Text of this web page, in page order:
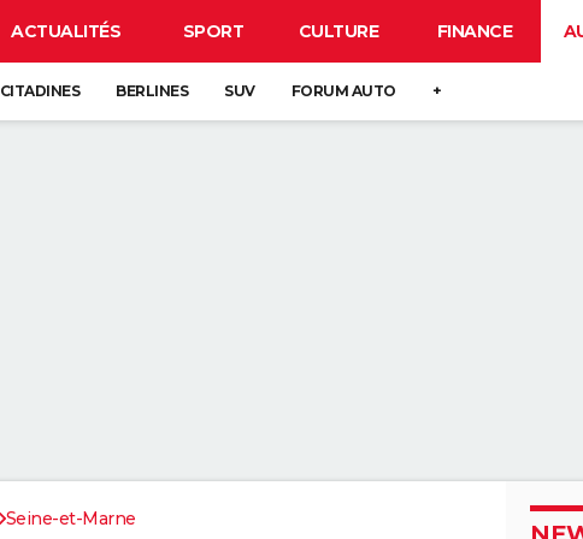
ACTUALITÉS SPORT CULTURE FINANCE
CITADINES BERLINES SUV FORUM AUTO +
Seine-et-Marne